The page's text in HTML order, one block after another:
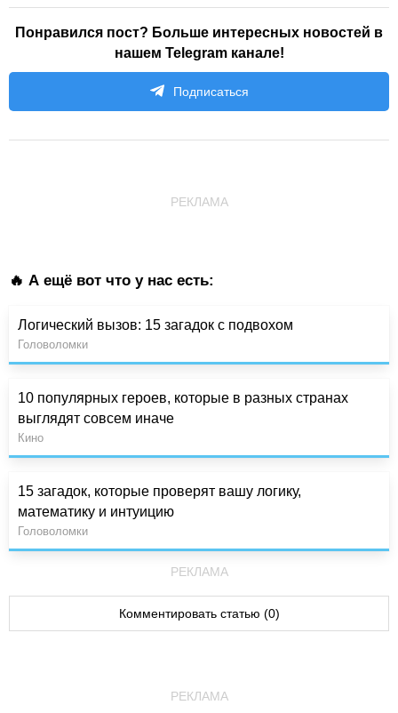
Понравился пост? Больше интересных новостей в
нашем Telegram канале!
Подписаться
РЕКЛАМА
🔥 А ещё вот что у нас есть:
Логический вызов: 15 загадок с подвохом
Головоломки
10 популярных героев, которые в разных странах
выглядят совсем иначе
Кино
15 загадок, которые проверят вашу логику,
математику и интуицию
Головоломки
РЕКЛАМА
Комментировать статью (0)
РЕКЛАМА